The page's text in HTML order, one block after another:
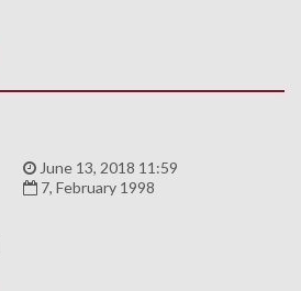
June 13, 2018 11:59
7, February 1998